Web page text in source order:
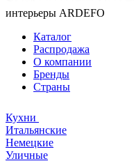
интерьеры ARDEFO
Каталог
Распродажа
О компании
Бренды
Страны
Кухни
Итальянские
Немецкие
Уличные